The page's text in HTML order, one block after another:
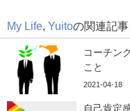
My Life Yuitoの関連記事
コーチン
こと
2021-04-18
自己肯定